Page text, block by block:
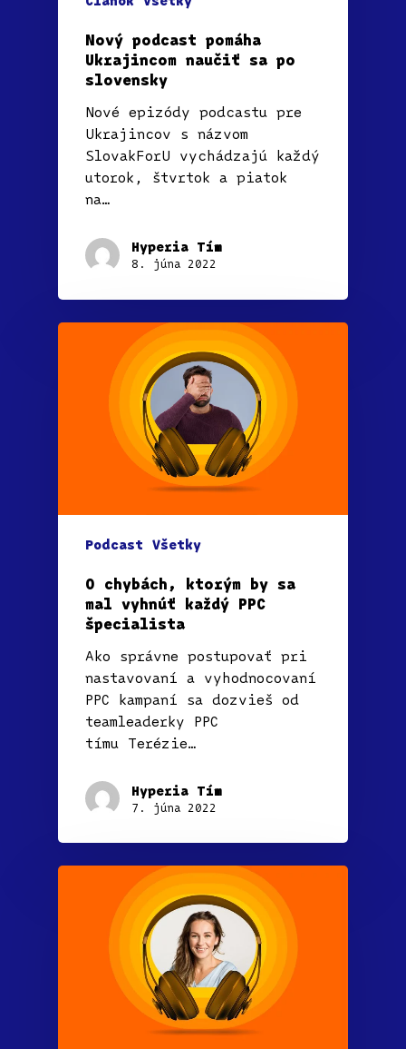
Nový podcast pomáha
Ukrajincom naučiť sa po
slovensky
Nové epizódy podcastu pre
Ukrajincov s názvom
SlovakForU vychádzajú každý
utorok, štvrtok a piatok
na…
Hyperia Tím
8. júna 2022
Podcast Všetky
O chybách, ktorým by sa
mal vyhnúť každý PPC
špecialista
Ako správne postupovať pri
nastavovaní a vyhodnocovaní
PPC kampaní sa dozvieš od
teamleaderky PPC
tímu Terézie…
Hyperia Tím
7. júna 2022